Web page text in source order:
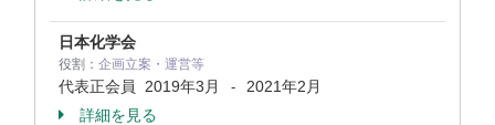
日本化学会
役割： 企画立案・運営等
代表正会員 2019年3月 -
2021年2月
詳細を見る